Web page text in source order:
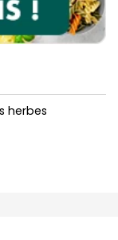
herbes